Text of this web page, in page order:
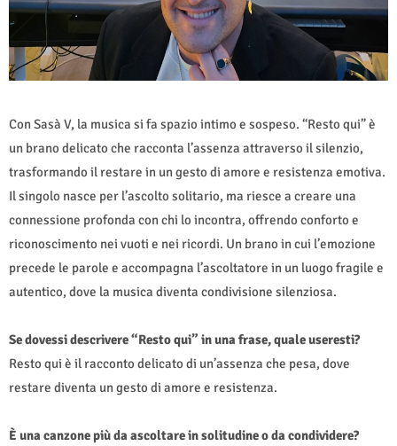
Con Sasà V, la musica si fa spazio intimo e sospeso. “Resto qui” è
un brano delicato che racconta l’assenza attraverso il silenzio,
trasformando il restare in un gesto di amore e resistenza emotiva.
Il singolo nasce per l’ascolto solitario, ma riesce a creare una
connessione profonda con chi lo incontra, offrendo conforto e
riconoscimento nei vuoti e nei ricordi. Un brano in cui l’emozione
precede le parole e accompagna l’ascoltatore in un luogo fragile e
autentico, dove la musica diventa condivisione silenziosa.
Se dovessi descrivere “Resto qui” in una frase, quale useresti?
Resto qui è il racconto delicato di un’assenza che pesa, dove
restare diventa un gesto di amore e resistenza.
È una canzone più da ascoltare in solitudine o da condividere?